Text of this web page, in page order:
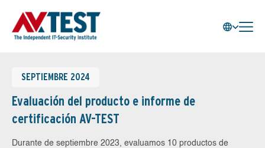
SEPTIEMBRE 2024
Evaluación del producto e informe de
certificación AV-TEST
Durante de septiembre 2023, evaluamos 10 productos de